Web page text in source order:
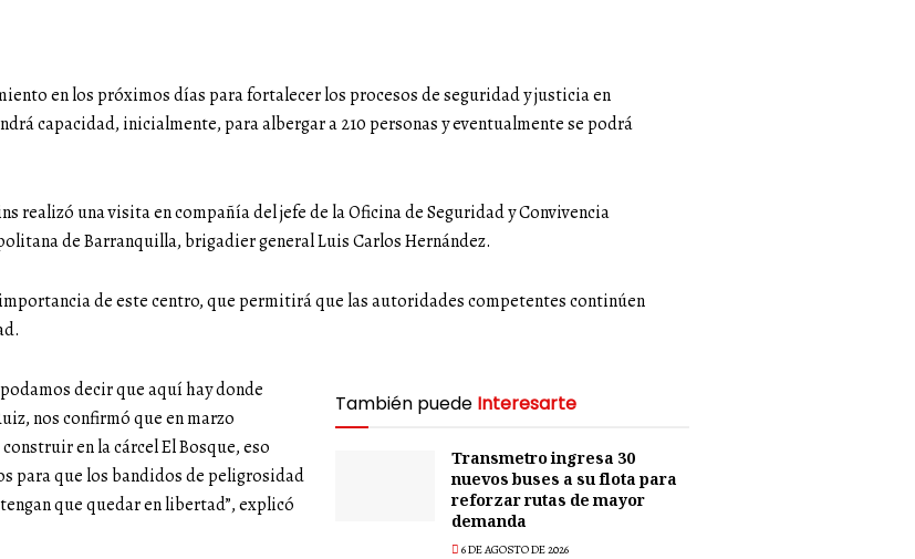
en los próximos días para fortalecer los procesos de seguridad y justicia en
capacidad, inicialmente, para albergar a 210 personas y eventualmente se podrá
realizó una visita en compañía del jefe de la Oficina de Seguridad y Convivencia
de Barranquilla, brigadier general Luis Carlos Hernández.
de este centro, que permitirá que las autoridades competentes continúen
También puede Interesarte
Transmetro ingresa 30
nuevos buses a su flota para
reforzar rutas de mayor
demanda
6 DE AGOSTO DE 2026
decir que aquí hay donde
nos confirmó que en marzo
en la cárcel El Bosque, eso
para que los bandidos de peligrosidad
que quedar en libertad”, explicó